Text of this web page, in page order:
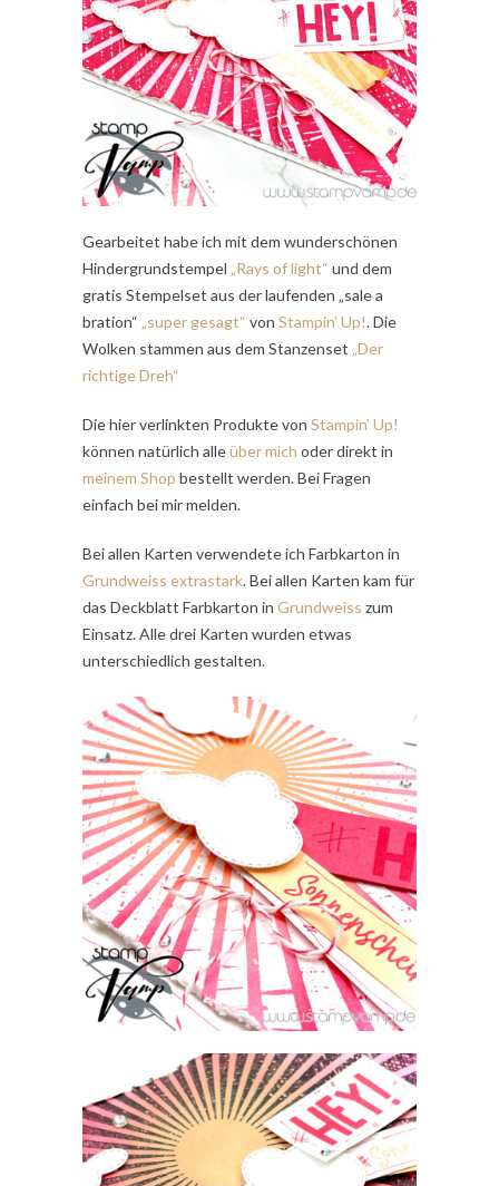
Gearbeitet habe ich mit dem wunderschönen
Hindergrundstempel „Rays of light“ und dem
gratis Stempelset aus der laufenden „sale a
bration“ „super gesagt“ von Stampin’ Up!. Die
Wolken stammen aus dem Stanzenset „Der
richtige Dreh“
Die hier verlinkten Produkte von Stampin’ Up!
können natürlich alleüber mich oder direkt in
meinem Shop bestellt werden. Bei Fragen
einfach bei mir melden.
Bei allen Karten verwendete ich Farbkarton in
Grundweiss extrastark. Bei allen Karten kam für
das Deckblatt Farbkarton in Grundweiss zum
Einsatz. Alle drei Karten wurden etwas
unterschiedlich gestalten.